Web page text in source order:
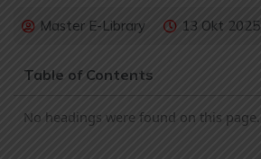
Master E-Library 13 Okt 2025
Table of Contents
No headings were found on this page.